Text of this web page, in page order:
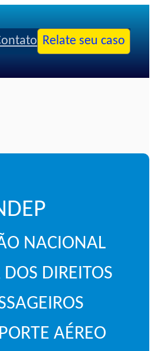
Relate seu caso
NACIONAL
DIREITOS
AÉREO